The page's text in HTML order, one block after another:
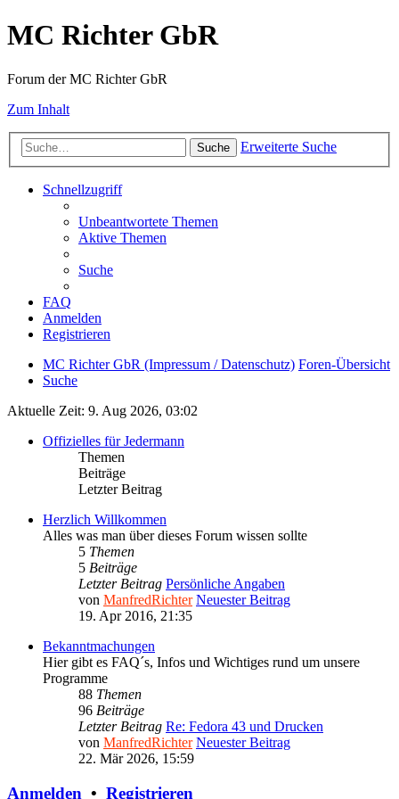
MC Richter GbR
Forum der MC Richter GbR
Zum Inhalt
Suche Erweiterte Suche
Schnellzugriff
Unbeantwortete Themen
Aktive Themen
Suche
FAQ
Anmelden
Registrieren
MC Richter GbR (Impressum / Datenschutz) Foren-Übersicht
Suche
Aktuelle Zeit: 9. Aug 2026, 03:02
Offizielles für Jedermann
Themen
Beiträge
Letzter Beitrag
Herzlich Willkommen
Alles was man über dieses Forum wissen sollte
5 Themen
5 Beiträge
Letzter Beitrag Persönliche Angaben
von ManfredRichter Neuester Beitrag
19. Apr 2016, 21:35
Bekanntmachungen
Hier gibt es FAQ´s, Infos und Wichtiges rund um unsere
Programme
88 Themen
96 Beiträge
Letzter Beitrag Re: Fedora 43 und Drucken
von ManfredRichter Neuester Beitrag
22. Mär 2026, 15:59
Anmelden • Registrieren